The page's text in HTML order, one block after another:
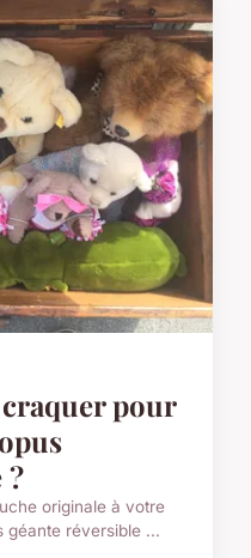
pour
?
originale à votre
géante réversible ...